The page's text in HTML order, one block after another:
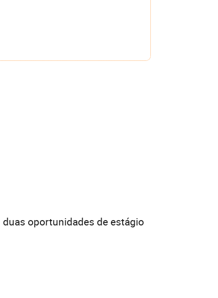
oportunidades de estágio